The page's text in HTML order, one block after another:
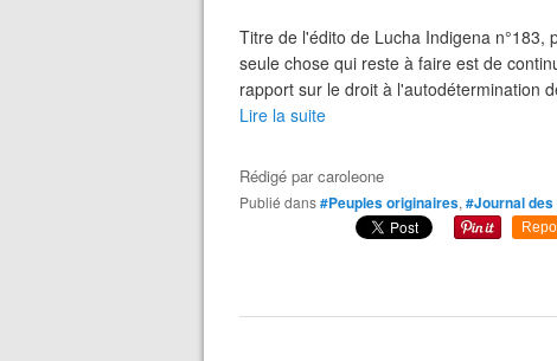
Titre de l'édito de Lucha Indigena
seule chose qui reste à faire est de
rapport sur le droit à l'autodétermination
Lire la suite
Rédigé parcaroleone
Publié dans#Peuples originaires, #Journal